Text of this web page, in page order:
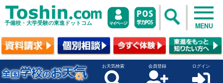
予備校・大学受験の東進ドットコム MENU
お天気検索 会員登録 ログイン